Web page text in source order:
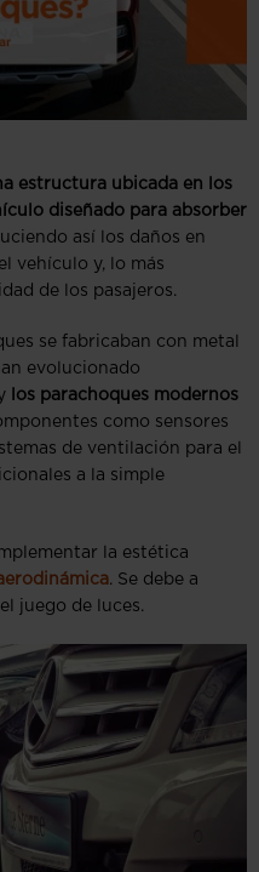
estructura ubicada en los
diseñado para absorber
así los daños en
vehículo y, lo más
de los pasajeros.
se fabricaban con metal
evolucionado
los parachoques modernos
como sensores
de ventilación para el
a la simple
la estética
. Se debe a
juego de luces.